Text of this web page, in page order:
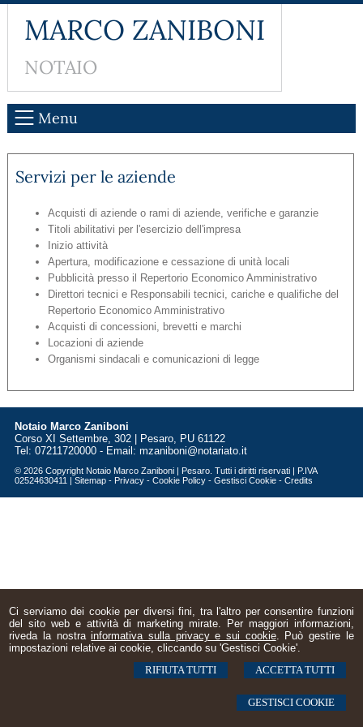
Ci serviamo dei cookie per diversi fini, tra l'altro per consentire funzioni
del sito web e attività di marketing mirate. Per maggiori informazioni,
riveda la nostrainformativa sulla privacy e sui cookie. Può gestire le
impostazioni relative ai cookie, cliccando su 'Gestisci Cookie'.
ACCETTA TUTTI
RIFIUTA TUTTI
GESTISCI COOKIE
MARCO ZANIBONI
NOTAIO
Menu
Servizi per le aziende
Acquisti di aziende o rami di aziende, verifiche e garanzie
Titoli abilitativi per l'esercizio dell'impresa
Inizio attività
Apertura, modificazione e cessazione di unità locali
Pubblicità presso il Repertorio Economico Amministrativo
Direttori tecnici e Responsabili tecnici, cariche e qualifiche del
Repertorio Economico Amministrativo
Acquisti di concessioni, brevetti e marchi
Locazioni di aziende
Organismi sindacali e comunicazioni di legge
Notaio Marco Zaniboni
Corso XI Settembre, 302 | Pesaro, PU 61122
Tel: 07211720000 - Email: mzaniboni@notariato.it
© 2026 Copyright Notaio Marco Zaniboni | Pesaro. Tutti i diritti riservati | P.IVA
02524630411 | Sitemap- Privacy- Cookie Policy- Gestisci Cookie- Credits